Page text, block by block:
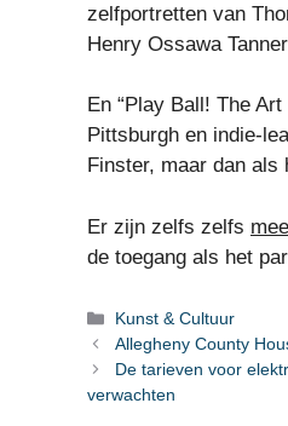
zelfportretten van
Henry Ossawa
En “Play Ball! The
Pittsburgh en indie-
Finster, maar dan als
Er zijn zelfs zelfs
de toegang als het
Categorieën
Kunst & Cultuur
Allegheny County
De tarieven voor
verwachten